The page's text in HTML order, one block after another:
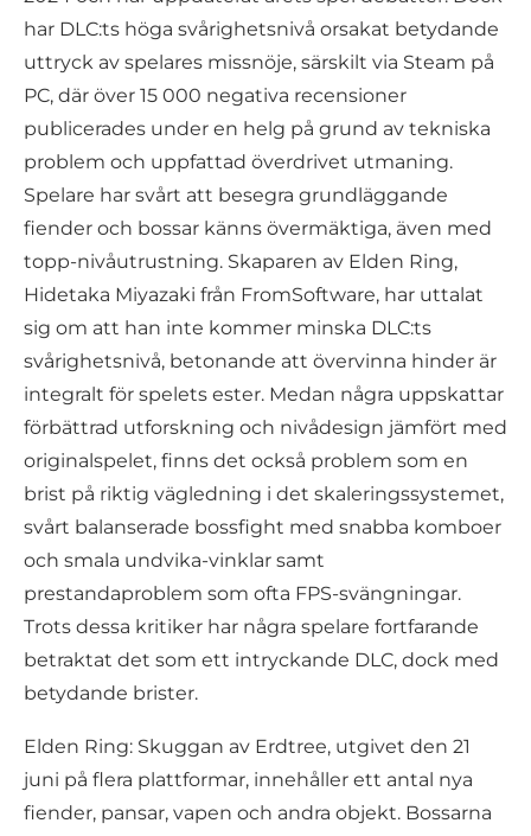
har DLC:ts höga svårighetsnivå orsakat betydande
uttryck av spelares missnöje, särskilt via Steam på
PC, där över 15 000 negativa recensioner
publicerades under en helg på grund av tekniska
problem och uppfattad överdrivet utmaning.
Spelare har svårt att besegra grundläggande
fiender och bossar känns övermäktiga, även med
topp-nivåutrustning. Skaparen av Elden Ring,
Hidetaka Miyazaki från FromSoftware, har uttalat
sig om att han inte kommer minska DLC:ts
svårighetsnivå, betonande att övervinna hinder är
integralt för spelets ester. Medan några uppskattar
förbättrad utforskning och nivådesign jämfört med
originalspelet, finns det också problem som en
brist på riktig vägledning i det skaleringssystemet,
svårt balanserade bossfight med snabba komboer
och smala undvika-vinklar samt
prestandaproblem som ofta FPS-svängningar.
Trots dessa kritiker har några spelare fortfarande
betraktat det som ett intryckande DLC, dock med
betydande brister.
Elden Ring: Skuggan av Erdtree, utgivet den 21
juni på flera plattformar, innehåller ett antal nya
fiender, pansar, vapen och andra objekt. Bossarna